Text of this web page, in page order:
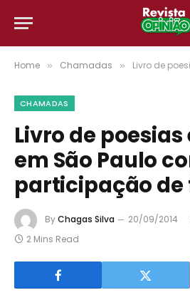
Home » Chamadas » Livro de poesias é
CHAMADAS
Livro de
em São Paulo
participação de
ByChagas Silva 20/09/2014
2 Mins Read